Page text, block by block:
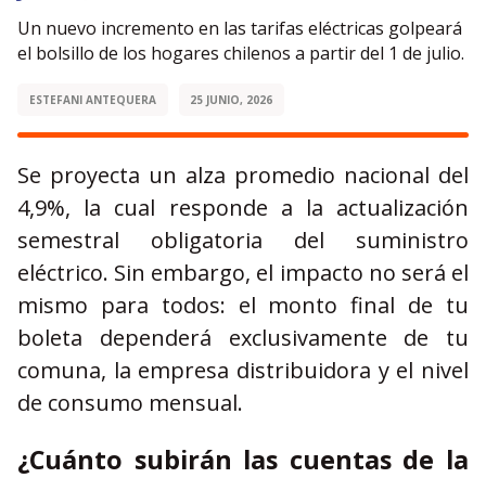
Un nuevo incremento en las tarifas eléctricas golpeará
el bolsillo de los hogares chilenos a partir del 1 de julio.
ESTEFANI ANTEQUERA 25 JUNIO, 2026
Se proyecta un alza promedio nacional del
4,9%, la cual responde a la actualización
semestral obligatoria del suministro
eléctrico. Sin embargo, el impacto no será el
mismo para todos: el monto final de tu
boleta dependerá exclusivamente de tu
comuna, la empresa distribuidora y el nivel
de consumo mensual.
¿Cuánto subirán las cuentas de la